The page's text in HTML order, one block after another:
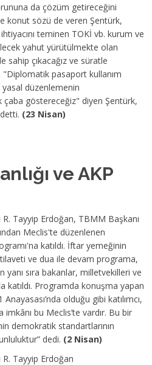
da çözüm getireceğini
konut sözü de veren Şentürk,
teminen TOKİ vb. kurum ve
yahut yürütülmekte olan
sahip çıkacağız ve süratle
"Diplomatik pasaport kullanım
yasal düzenlemenin
çaba göstereceğiz" diyen Şentürk,
(23 Nisan)
ve AKP
R. Tayyip Erdoğan, TBMM Başkanı
Meclis'te düzenlenen
katıldı. İftar yemeğinin
tilaveti ve dua ile devam programa,
yanı sıra bakanlar, milletvekilleri ve
katıldı. Programda konuşma yapan
olduğu gibi katılımcı,
bu Meclis’te vardır. Bu bir
demokratik standartlarının
dedi. (2 Nisan)
R. Tayyip Erdoğan